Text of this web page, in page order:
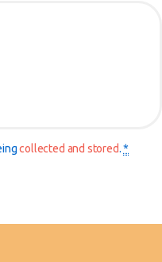
collected and stored.*